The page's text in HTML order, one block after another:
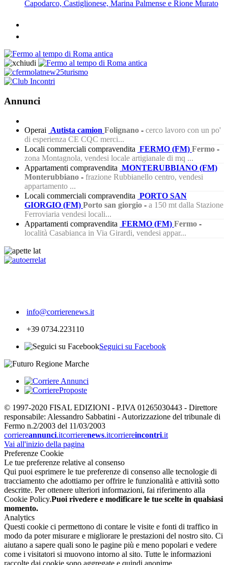
Capodarco, Castiglionese, Marina Palmense e Rione Murato
Annunci
Operai Autista camion Folignano - cerco lavoro con un po'
di esperienza CE CQC merci...
Locali commerciali compravendita FERMO (FM) Fermo -
zona Montagnola, vendesi locale artigianale di mq ...
Appartamenti compravendita MONTERUBBIANO (FM)
Monterubbiano - frazione Rubbianello centro, vendesi
appartamento ...
Locali commerciali compravendita PORTO SAN
GIORGIO (FM) Porto san giorgio - a 150 mt dalla Stazione
Ferroviaria vendesi locali...
Appartamenti compravendita FERMO (FM) Fermo -
località Casabianca in Via Girardi, vendesi appar...
info@corrierenews.it
+39 0734.223110
Seguici su Facebook
© 1997-2020 FISAL EDIZIONI - P.IVA 01265030443 - Direttore
responsabile: Alessandro Sabbatini - Autorizzazione del tribunale di
Fermo n.2/2003 del 11/03/2003
corriereannunci.itcorrierenews.itcorriereincontri.it
Vai all'inizio della pagina
Preferenze Cookie
Le tue preferenze relative al consenso
Qui puoi esprimere le tue preferenze di consenso alle tecnologie di
tracciamento che adottiamo per offrire le funzionalità e attività sotto
descritte. Per ottenere ulteriori informazioni, fai riferimento alla
Cookie Policy.Puoi rivedere e modificare le tue scelte in qualsiasi
momento.
Analytics
Questi cookie ci permettono di contare le visite e fonti di traffico in
modo da poter misurare e migliorare le prestazioni del nostro sito. Ci
aiutano a sapere quali sono le pagine più e meno popolari e vedere
come i visitatori si muovono intorno al sito. Tutte le informazioni
raccolte dai cookie sono aggregate e quindi anonime.